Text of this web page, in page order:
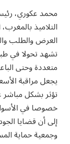
محمد عكوري،
التلاميذ
العرض والطلب
تشهد تحولا في
متعددة وحتى
يجعل مراقبة
تؤثر بشكل مباشر
خصوصا في
إلى أن قضايا
وجمعية حماية